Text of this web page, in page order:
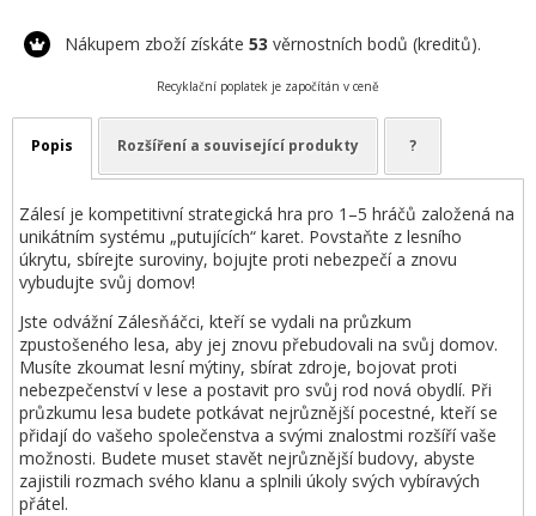
Nákupem zboží získáte 53 věrnostních bodů (kreditů).
Recyklační poplatek je započítán v ceně
Popis Rozšíření a související produkty ?
Zálesí je kompetitivní strategická hra pro 1–5 hráčů založená na
unikátním systému „putujících“ karet. Povstaňte z lesního
úkrytu, sbírejte suroviny, bojujte proti nebezpečí a znovu
vybudujte svůj domov!
Jste odvážní Zálesňáčci, kteří se vydali na průzkum
zpustošeného lesa, aby jej znovu přebudovali na svůj domov.
Musíte zkoumat lesní mýtiny, sbírat zdroje, bojovat proti
nebezpečenství v lese a postavit pro svůj rod nová obydlí. Při
průzkumu lesa budete potkávat nejrůznější pocestné, kteří se
přidají do vašeho společenstva a svými znalostmi rozšíří vaše
možnosti. Budete muset stavět nejrůznější budovy, abyste
zajistili rozmach svého klanu a splnili úkoly svých vybíravých
přátel.